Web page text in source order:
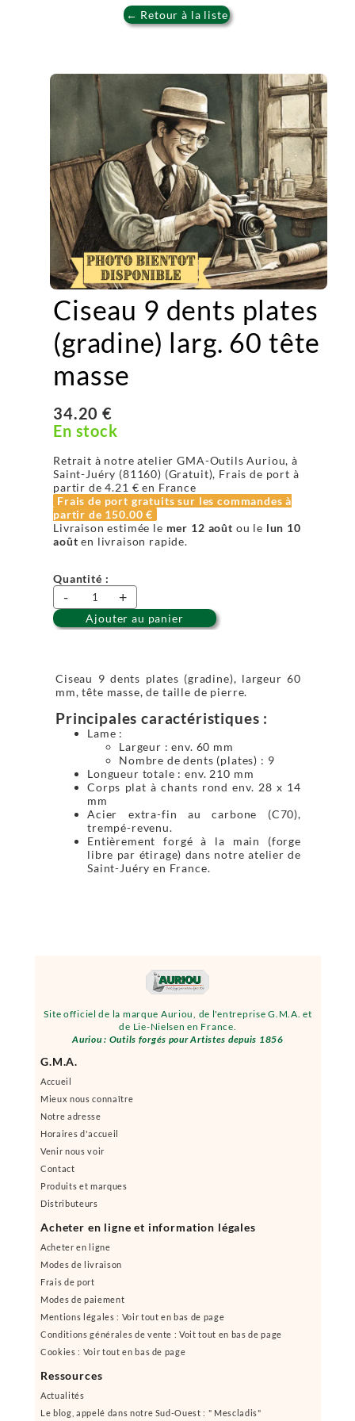
Site officiel de la marque Auriou, de l'entreprise G.M.A. et
de Lie-Nielsen en France.
Auriou : Outils forgés pour Artistes depuis 1856
G.M.A.
Accueil
Mieux nous connaître
Notre adresse
Horaires d'accueil
Venir nous voir
Contact
Produits et marques
Distributeurs
Acheter en ligne et information légales
Acheter en ligne
Modes de livraison
Frais de port
Modes de paiement
Mentions légales : Voir tout en bas de page
Conditions générales de vente : Voit tout en bas de page
Cookies : Voir tout en bas de page
Ressources
Actualités
Le blog, appelé dans notre Sud-Ouest : " Mescladis"
← Retour à la liste
Ciseau 9 dents plates
(gradine) larg. 60 tête
masse
34.20 €
En stock
Retrait à notre atelier GMA-Outils Auriou, à
Saint-Juéry (81160) (Gratuit), Frais de port à
partir de4.21 € en France
Frais de port gratuits sur les commandes à
partir de 150.00 €
Livraison estimée le mer 12 août ou le lun 10
août en livraison rapide.
Quantité :
- +
Ajouter au panier
Ciseau 9 dents plates (gradine), largeur 60
mm, tête masse, de taille de pierre.
Principales caractéristiques :
Lame :
Largeur : env. 60 mm
Nombre de dents (plates) : 9
Longueur totale : env. 210 mm
Corps plat à chants rond env. 28 x 14
mm
Acier extra-fin au carbone (C70),
trempé-revenu.
Entièrement forgé à la main (forge
libre par étirage) dans notre atelier de
Saint-Juéry en France.